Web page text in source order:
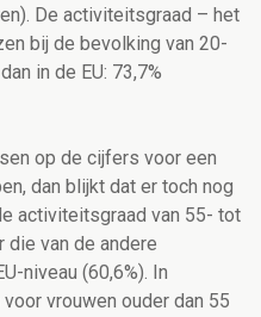
De activiteitsgraad – het
bij de bevolking van 20-
in de EU: 73,7%
op de cijfers voor een
dan blijkt dat er toch nog
activiteitsgraad van 55- tot
die van de andere
niveau (60,6%). In
vrouwen ouder dan 55